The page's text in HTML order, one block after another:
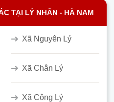
TẠI LÝ NHÂN - HÀ NAM
Xã Nguyên Lý
Xã Chân Lý
Xã Công Lý